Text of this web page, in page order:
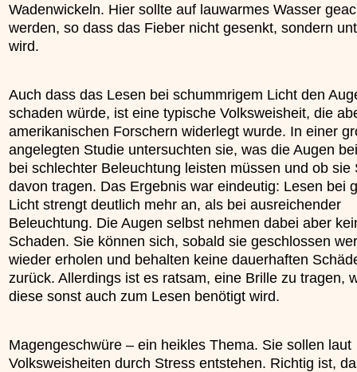
Wadenwickeln. Hier sollte auf lauwarmes Wasser
werden, so dass das Fieber nicht gesenkt, sondern
wird.
Auch dass das Lesen bei schummrigem Licht den
schaden würde, ist eine typische Volksweisheit, die
amerikanischen Forschern widerlegt wurde. In einer
angelegten Studie untersuchten sie, was die Augen
bei schlechter Beleuchtung leisten müssen und ob sie
davon tragen. Das Ergebnis war eindeutig: Lesen bei
Licht strengt deutlich mehr an, als bei ausreichender
Beleuchtung. Die Augen selbst nehmen dabei aber
Schaden. Sie können sich, sobald sie geschlossen
wieder erholen und behalten keine dauerhaften
zurück. Allerdings ist es ratsam, eine Brille zu tragen,
diese sonst auch zum Lesen benötigt wird.
Magengeschwüre – ein heikles Thema. Sie sollen laut
Volksweisheiten durch Stress entstehen. Richtig ist,